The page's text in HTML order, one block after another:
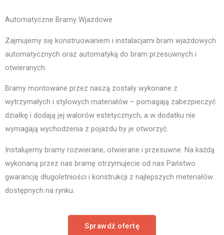
Automatyczne Bramy Wjazdowe
Zajmujemy się konstruowaniem i instalacjami bram wjazdowych
automatycznych oraz automatyką do bram przesuwnych i
otwieranych.
Bramy montowane przez naszą zostały wykonane z
wytrzymałych i stylowych materiałów – pomagają zabezpieczyć
działkę i dodają jej walorów estetycznych, a w dodatku nie
wymagają wychodzenia z pojazdu by je otworzyć.
Instalujemy bramy rozwierane, otwierane i przesuwne. Na każdą
wykonaną przez nas bramę otrzymujecie od nas Państwo
gwarancję długoletniości i konstrukcji z najlepszych meteriałów
dostępnych na rynku.
Sprawdź ofertę